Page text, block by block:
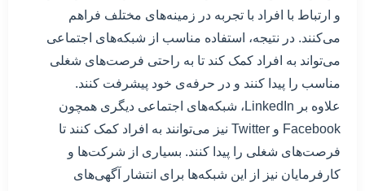
و ارتباط با افراد با تجربه در زمینه‌های مختلف فراهم
می‌کنند. در نتیجه، استفاده مناسب از شبکه‌های اجتماعی
می‌تواند به افراد کمک کند تا به راحتی فرصت‌های شغلی
مناسب را پیدا کنند و در حرفه‌ی خود پیشرفت کنند.
علاوه بر LinkedIn، شبکه‌های اجتماعی دیگری همچون
Facebook و Twitter نیز می‌توانند به افراد کمک کنند تا
فرصت‌های شغلی را پیدا کنند. بسیاری از شرکت‌ها و
کارفرمایان نیز از این شبکه‌ها برای انتشار آگهی‌های